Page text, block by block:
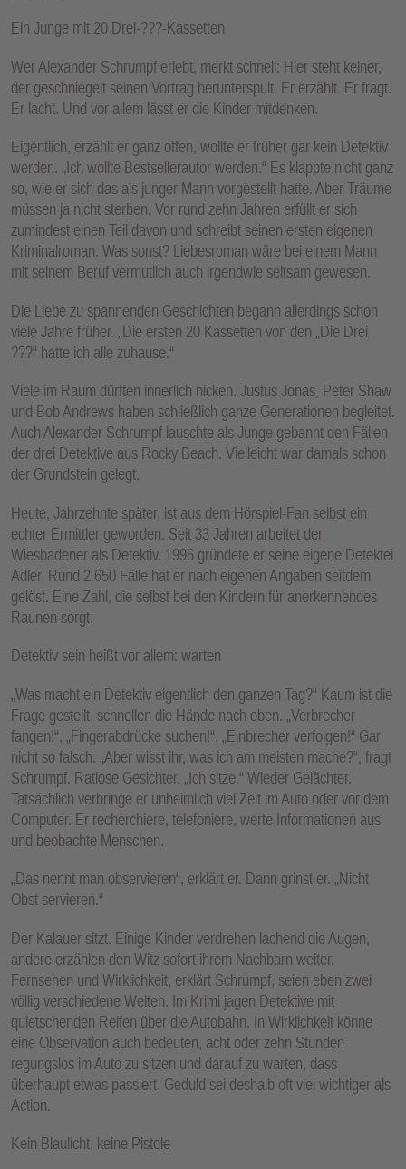
Ein Junge mit 20 Drei-???-Kassetten
Wer Alexander Schrumpf erlebt, merkt schnell: Hier steht keiner,
der geschniegelt seinen Vortrag herunterspult. Er erzählt. Er fragt.
Er lacht. Und vor allem lässt er die Kinder mitdenken.
Eigentlich, erzählt er ganz offen, wollte er früher gar kein Detektiv
werden. „Ich wollte Bestsellerautor werden.“ Es klappte nicht ganz
so, wie er sich das als junger Mann vorgestellt hatte. Aber Träume
müssen ja nicht sterben. Vor rund zehn Jahren erfüllt er sich
zumindest einen Teil davon und schreibt seinen ersten eigenen
Kriminalroman. Was sonst? Liebesroman wäre bei einem Mann
mit seinem Beruf vermutlich auch irgendwie seltsam gewesen.
Die Liebe zu spannenden Geschichten begann allerdings schon
viele Jahre früher. „Die ersten 20 Kassetten von den „Die Drei
???“ hatte ich alle zuhause.“
Viele im Raum dürften innerlich nicken. Justus Jonas, Peter Shaw
und Bob Andrews haben schließlich ganze Generationen begleitet.
Auch Alexander Schrumpf lauschte als Junge gebannt den Fällen
der drei Detektive aus Rocky Beach. Vielleicht war damals schon
der Grundstein gelegt.
Heute, Jahrzehnte später, ist aus dem Hörspiel-Fan selbst ein
echter Ermittler geworden. Seit 33 Jahren arbeitet der
Wiesbadener als Detektiv. 1996 gründete er seine eigene Detektei
Adler. Rund 2.650 Fälle hat er nach eigenen Angaben seitdem
gelöst. Eine Zahl, die selbst bei den Kindern für anerkennendes
Raunen sorgt.
Detektiv sein heißt vor allem: warten
„Was macht ein Detektiv eigentlich den ganzen Tag?“ Kaum ist die
Frage gestellt, schnellen die Hände nach oben. „Verbrecher
fangen!“, „Fingerabdrücke suchen!“, „Einbrecher verfolgen!“ Gar
nicht so falsch. „Aber wisst ihr, was ich am meisten mache?“, fragt
Schrumpf. Ratlose Gesichter. „Ich sitze.“ Wieder Gelächter.
Tatsächlich verbringe er unheimlich viel Zeit im Auto oder vor dem
Computer. Er recherchiere, telefoniere, werte Informationen aus
und beobachte Menschen.
„Das nennt man observieren“, erklärt er. Dann grinst er. „Nicht
Obst servieren.“
Der Kalauer sitzt. Einige Kinder verdrehen lachend die Augen,
andere erzählen den Witz sofort ihrem Nachbarn weiter.
Fernsehen und Wirklichkeit, erklärt Schrumpf, seien eben zwei
völlig verschiedene Welten. Im Krimi jagen Detektive mit
quietschenden Reifen über die Autobahn. In Wirklichkeit könne
eine Observation auch bedeuten, acht oder zehn Stunden
regungslos im Auto zu sitzen und darauf zu warten, dass
überhaupt etwas passiert. Geduld sei deshalb oft viel wichtiger als
Action.
Kein Blaulicht, keine Pistole